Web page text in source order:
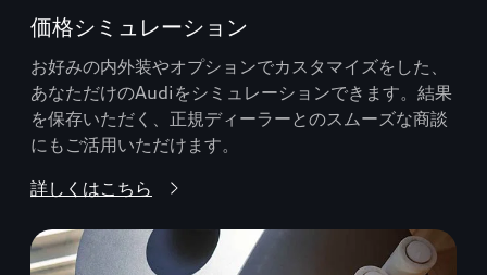
価格シミュレーション
お好みの内外装やオプションでカスタマイズをした、
あなただけのAudiをシミュレーションできます。結果
を保存いただく、正規ディーラーとのスムーズな商談
にもご活用いただけます。
詳しくはこちら